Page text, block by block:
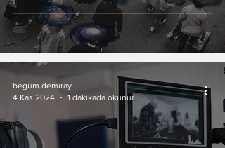
begüm demiray
4 Kas 2024
1 dakikada okunur